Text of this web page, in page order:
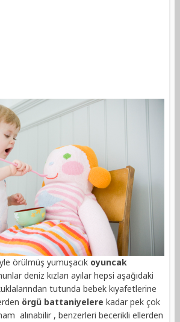
örülmüş yumuşacık oyuncak
deniz kızları ayılar hepsi aşağıdaki
tutunda bebek kıyafetlerine
örgü battaniyelere kadar pek çok
alınabilir , benzerleri becerikli ellerden